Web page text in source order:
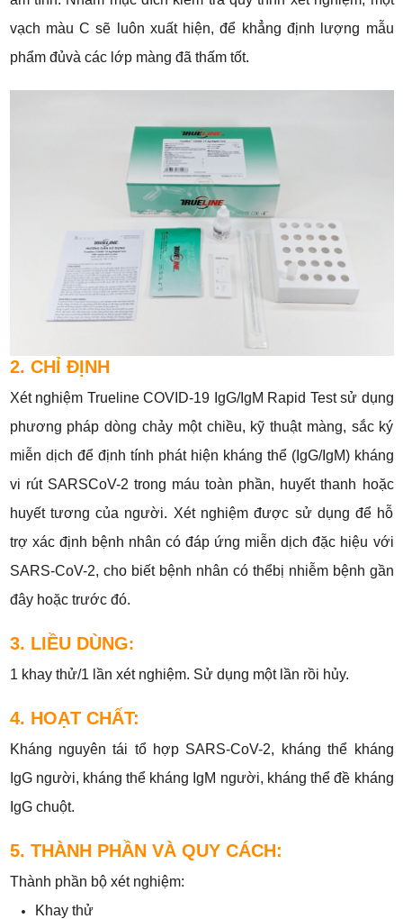
vạch màu C sẽ luôn xuất hiện, để khẳng định lượng mẫu
phẩm đủvà các lớp màng đã thấm tốt.
2. CHỈ ĐỊNH
Xét nghiệm Trueline COVID-19 IgG/IgM Rapid Test sử dụng
phương pháp dòng chảy một chiều, kỹ thuật màng, sắc ký
miễn dịch để định tính phát hiện kháng thể (IgG/IgM) kháng
vi rút SARSCoV-2 trong máu toàn phần, huyết thanh hoặc
huyết tương của người. Xét nghiệm được sử dụng để hỗ
trợ xác định bệnh nhân có đáp ứng miễn dịch đặc hiệu với
SARS-CoV-2, cho biết bệnh nhân có thểbị nhiễm bệnh gần
đây hoặc trước đó.
3. LIỀU DÙNG:
1 khay thử/1 lần xét nghiệm. Sử dụng một lần rồi hủy.
4. HOẠT CHẤT:
Kháng nguyên tái tổ hợp SARS-CoV-2, kháng thể kháng
IgG người, kháng thể kháng IgM người, kháng thể đề kháng
IgG chuột.
5. THÀNH PHẦN VÀ QUY CÁCH:
Thành phần bộ xét nghiệm:
Khay thử